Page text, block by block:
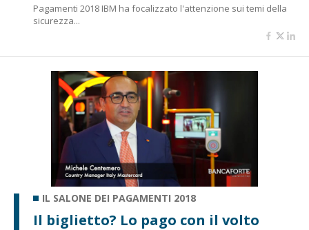
Pagamenti 2018 IBM ha focalizzato l'attenzione sui temi della
sicurezza...
IL SALONE DEI PAGAMENTI 2018
Il biglietto? Lo pago con il volto